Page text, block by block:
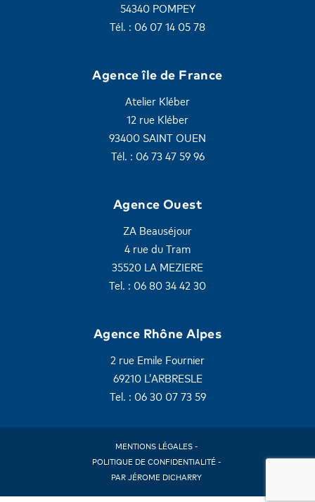
54340 POMPEY
Tél. : 06 07 14 05 78
Agence île de France
Atelier Kléber
12 rue Kléber
93400 SAINT OUEN
Tél. : 06 73 47 59 96
Agence Ouest
ZA Beauséjour
4 rue du Tram
35520 LA MEZIERE
Tel. : 06 80 34 42 30
Agence Rhône Alpes
2 rue Emile Fournier
69210 L’ARBRESLE
Tel. : 06 30 07 73 59
MENTIONS LÉGALES -
POLITIQUE DE CONFIDENTIALITÉ -
PAR JÉROME DICHARRY